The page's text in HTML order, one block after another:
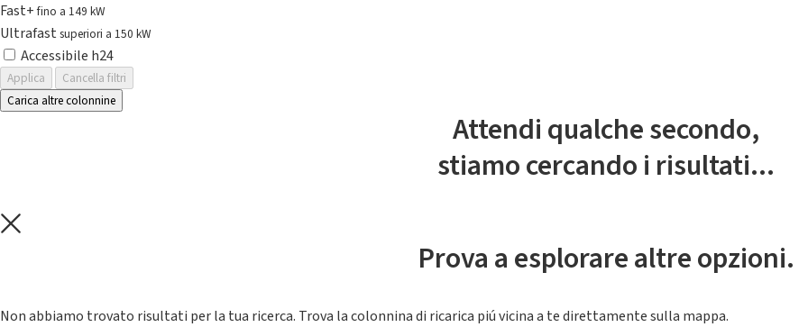
Fast+fino a 149 kW
Ultrafast superiori a 150 kW
Accessibile h24
Applica
Cancella filtri
Carica altre colonnine
Attendi qualche secondo,
stiamo cercando i risultati...
Prova a esplorare altre opzioni.
Non abbiamo trovato risultati per la tua ricerca. Trova la colonnina di ricarica piú vicina a te direttamente sulla mappa.